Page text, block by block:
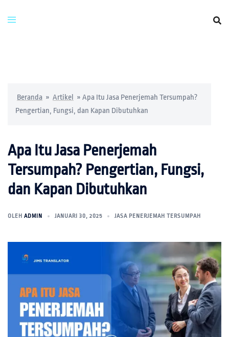
Beranda » Artikel » Apa Itu Jasa Penerjemah Tersumpah?
Pengertian, Fungsi, dan Kapan Dibutuhkan
Apa Itu Jasa Penerjemah
Tersumpah? Pengertian, Fungsi,
dan Kapan Dibutuhkan
OLEH ADMIN JANUARI 30, 2025 JASA PENERJEMAH TERSUMPAH